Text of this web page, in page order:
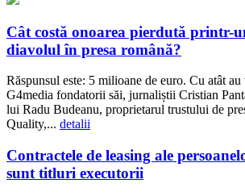
Cât costă onoarea pierdută printr-
diavolul în presa română?
Răspunsul este: 5 milioane de euro. Cu atât
G4media fondatorii săi, jurnaliștii Cristian
lui Radu Budeanu, proprietarul trustului de
Quality,... detalii
Contractele de leasing ale
sunt titluri executorii